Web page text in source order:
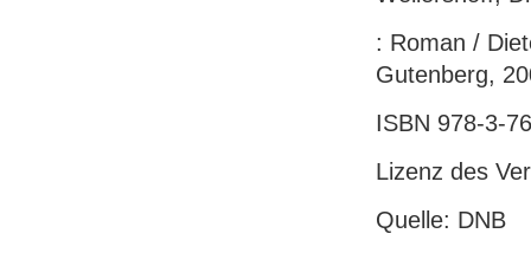
: Roman /
Gutenberg,
ISBN 978-3-
Lizenz des
Quelle: DNB